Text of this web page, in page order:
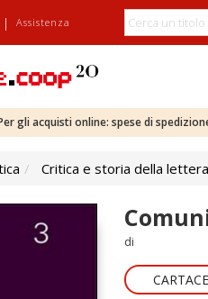
| Assistenza
gli acquisti online: spese di
Critica e storia della
di